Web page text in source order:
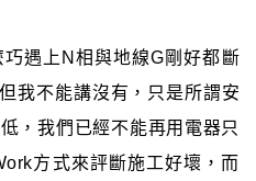
遇上N相與地線G剛好都斷
我不能講沒有，只是所謂安
，我們已經不能再用電器只
方式來評斷施工好壞，而